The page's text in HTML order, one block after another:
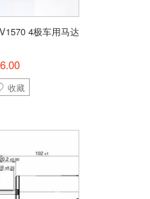
4极车用马达
收藏